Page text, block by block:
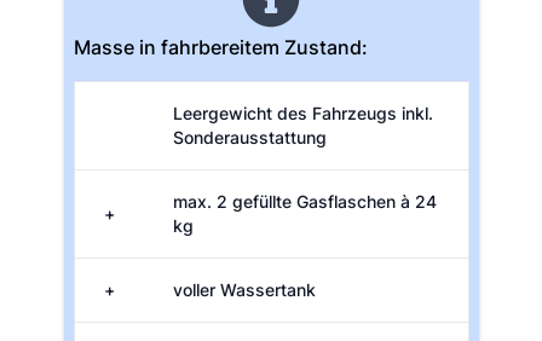
Masse in fahrbereitem Zustand:
Leergewicht des Fahrzeugs inkl.
Sonderausstattung
+
max. 2 gefüllte Gasflaschen à 24
kg
+ voller Wassertank